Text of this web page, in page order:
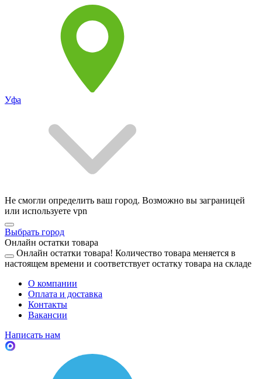
Уфа
Не смогли определить ваш город. Возможно вы заграницей
или используете vpn
Выбрать город
Онлайн остатки товара
Онлайн остатки товара! Количество товара меняется в
настоящем времени и соответствует остатку товара на складе
О компании
Оплата и доставка
Контакты
Вакансии
Написать нам